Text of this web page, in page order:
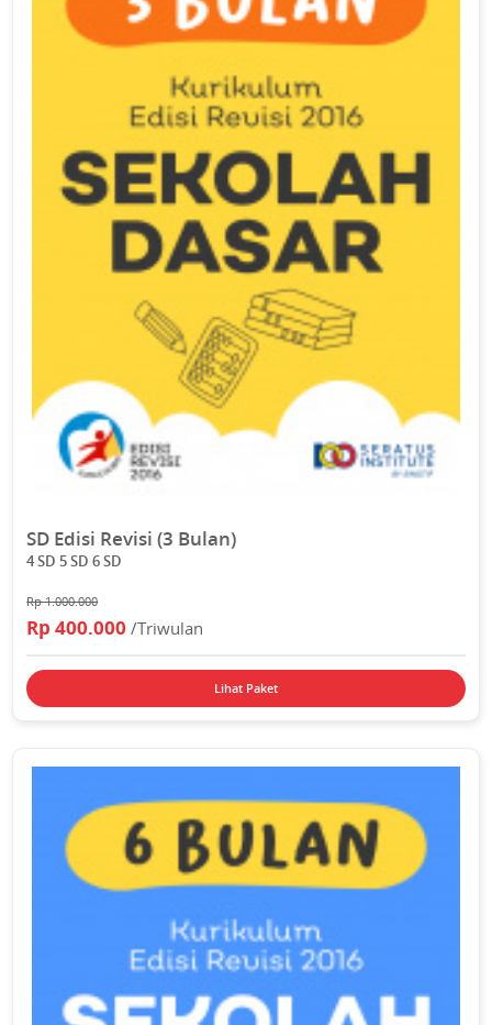
SD Edisi Revisi (3 Bulan)
4 SD 5 SD 6 SD
Rp 1.000.000
Rp 400.000/Triwulan
Lihat Paket